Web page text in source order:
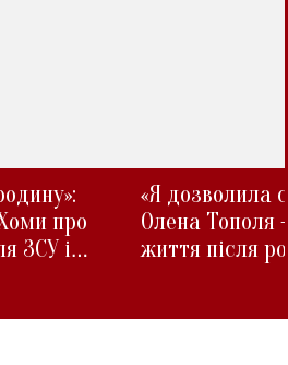
про
ЗСУ і
«Я дозволила
Олена Тополя
життя після